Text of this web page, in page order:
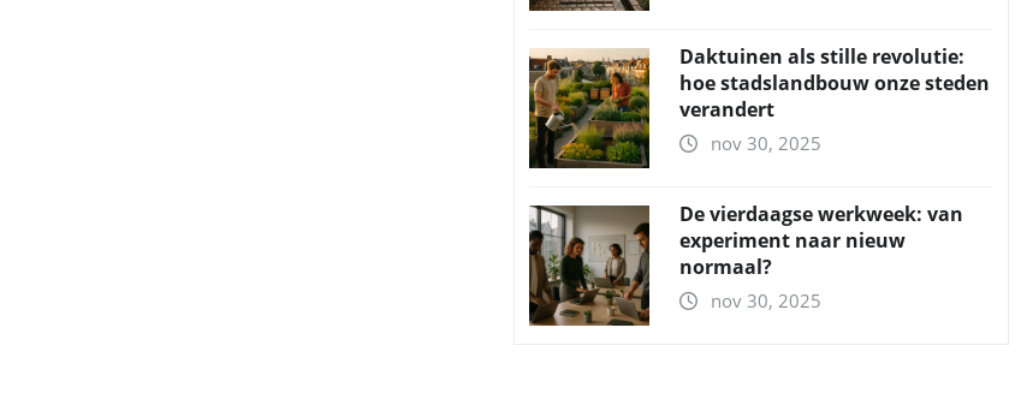
Daktuinen als stille revolutie:
hoe stadslandbouw onze steden
verandert
nov 30, 2025
De vierdaagse werkweek: van
experiment naar nieuw
normaal?
nov 30, 2025